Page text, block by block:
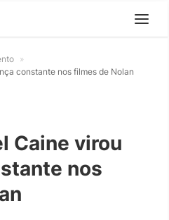
»
constante nos filmes de Nolan
Caine virou
nos